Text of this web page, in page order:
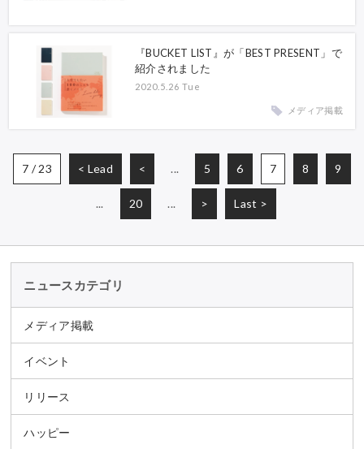
『BUCKET LIST』が「BEST PRESENT」で
紹介されました
2020.5.26 Tue
メディア掲載
7 / 23 < Lead < ... 5 6 7 8 9
... 20 ... > Last >
ニュースカテゴリ
メディア掲載
イベント
リリース
ハッピー